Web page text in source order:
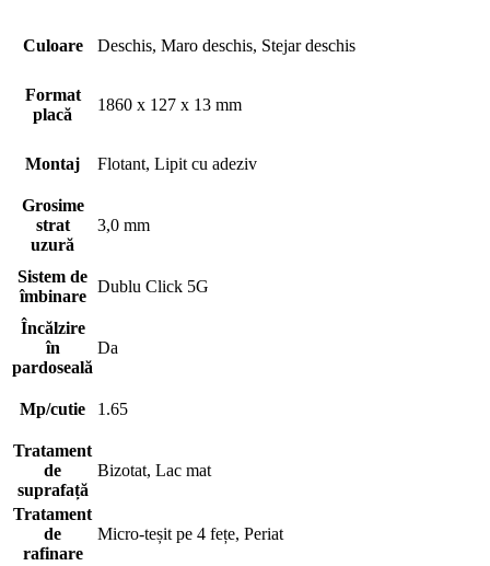
Culoare Deschis, Maro deschis, Stejar deschis
Format
placă
1860 x 127 x 13 mm
Montaj Flotant, Lipit cu adeziv
Grosime
strat
uzură
3,0 mm
Sistem de
îmbinare
Dublu Click 5G
Încălzire
în
pardoseală
Da
Mp/cutie 1.65
Tratament
de
suprafață
Bizotat, Lac mat
Tratament
de
rafinare
Micro-teșit pe 4 fețe, Periat